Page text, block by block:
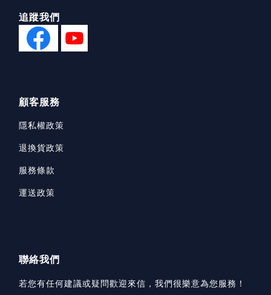
追蹤我們
顧客服務
隱私權政策
退換貨政策
服務條款
運送政策
聯絡我們
若您有任何建議或疑問歡迎來信，我們很樂意為您服務！